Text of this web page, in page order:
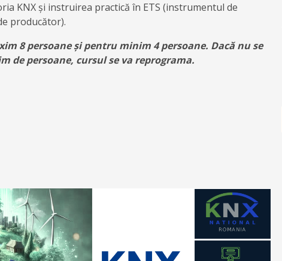
KNX și instruirea practică în ETS (instrumentul de
producător).
8 persoane și pentru minim 4 persoane. Dacă nu se
de persoane, cursul se va reprograma.